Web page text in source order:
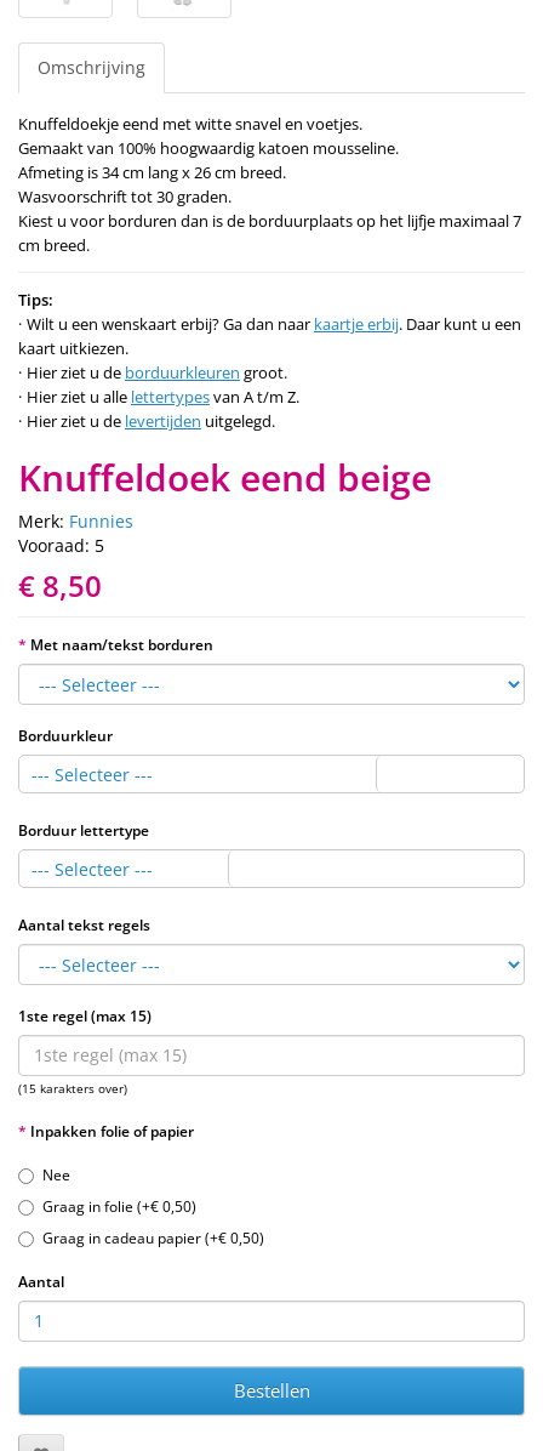
Omschrijving
Knuffeldoekje eend met witte snavel en voetjes.
Gemaakt van 100% hoogwaardig katoen mousseline.
Afmeting is 34 cm lang x 26 cm breed.
Wasvoorschrift tot 30 graden.
Kiest u voor borduren dan is de borduurplaats op het lijfje maximaal 7
cm breed.
Tips:
Wilt u een wenskaart erbij? Ga dan naar kaartje erbij. Daar kunt u een
kaart uitkiezen.
Hier ziet u de borduurkleuren groot.
Hier ziet u alle lettertypesvan A t/m Z.
Hier ziet u de levertijden uitgelegd.
Knuffeldoek eend beige
Merk: Funnies
Vooraad: 5
€ 8,50
Met naam/tekst borduren
Borduurkleur
--- Selecteer ---
Borduur lettertype
--- Selecteer ---
Aantal tekst regels
1ste regel (max 15)
(15 karakters over)
Inpakken folie of papier
Nee
Graag in folie (+€ 0,50)
Graag in cadeau papier (+€ 0,50)
Aantal
Bestellen